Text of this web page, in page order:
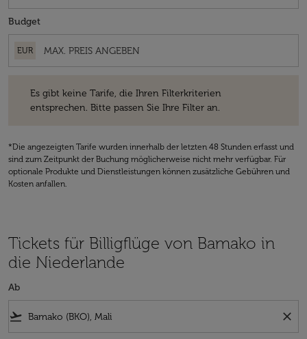
Budget
EUR
Es gibt keine Tarife, die Ihren Filterkriterien
entsprechen. Bitte passen Sie Ihre Filter an.
*Die angezeigten Tarife wurden innerhalb der letzten 48 Stunden erfasst und
sind zum Zeitpunkt der Buchung möglicherweise nicht mehr verfügbar. Für
optionale Produkte und Dienstleistungen können zusätzliche Gebühren und
Kosten anfallen.
Tickets für Billigflüge von Bamako in
die Niederlande
Ab
flight_takeoff close